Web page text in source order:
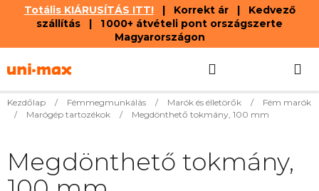
Totális KIÁRUSÍTÁS ITT!| Korrekt ár | Kedvező
szállítás | 1 000+ átvételi pont országszerte
Magyarországon
tartalomhoz
KOSÁR
Kezdőlap / Fémmegmunkálás / Marók és élletörők /
Fém marók
/
Marógép tartozékok / Megdönthető tokmány, 100 mm
Megdönthető tokmány,